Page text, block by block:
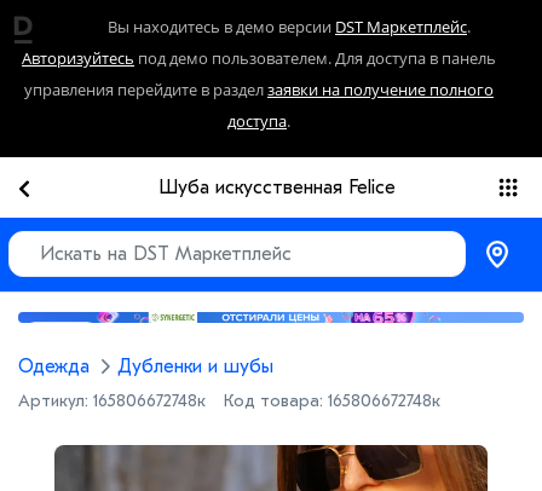
Вы находитесь в демо версии DST Маркетплейс.
Авторизуйтесь под демо пользователем. Для доступа в панель
управления перейдите в разделзаявки на получение полного
доступа.
Шуба искусственная Felice
Одежда Дубленки и шубы
Артикул: 165806672748к Код товара: 165806672748к